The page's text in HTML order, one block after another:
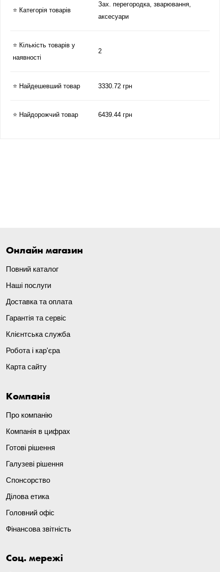
⭐ Категорія товарів
Зах. перегородка, зварювання,
аксесуари
⭐ Кількість товарів у
наявності
2
⭐ Найдешевший товар 3330.72 грн
⭐ Найдорожчий товар 6439.44 грн
Онлайн магазин
Повний каталог
Наші послуги
Доставка та оплата
Гарантія та сервіс
Клієнтська служба
Робота і кар'єра
Карта сайту
Компанія
Про компанію
Компанія в цифрах
Готові рішення
Галузеві рішення
Спонсорство
Ділова етика
Головний офіс
Фінансова звітність
Соц. мережі